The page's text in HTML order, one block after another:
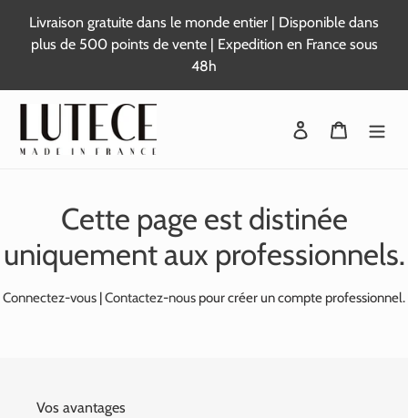
contenu
Livraison gratuite dans le monde entier | Disponible dans
plus de 500 points de vente | Expedition en France sous
48h
Se connecter
Panier
Cette page est distinée
uniquement aux professionnels.
Connectez-vous Contactez-nous pour créer un compte professionnel.
Vos avantages